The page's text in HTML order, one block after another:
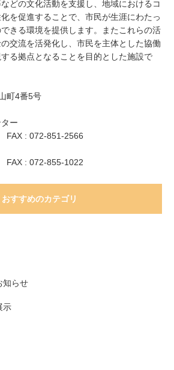
どの文化活動を支援し、地域におけるコ
を促進することで、市民が生涯にわたっ
きる環境を提供します。またこれらの活
交流を活発化し、市民を主体とした協働
る拠点となることを目的とした施設で
町4番5号
ー
: 072-851-2566
: 072-855-1022
おすすめのカテゴリ
知らせ
示